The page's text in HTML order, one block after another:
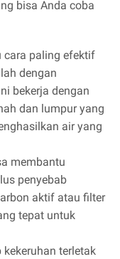
bisa Anda coba
cara paling efektif
dengan
bekerja dengan
dan lumpur yang
air yang
membantu
penyebab
aktif atau filter
tepat untuk
terletak